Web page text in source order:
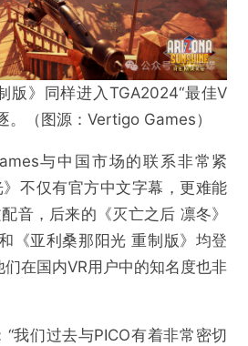
版》同样进入TGA2024“最佳V
。（图源：Vertigo Games）
与中国市场的联系非常紧
不仅有官方中文字幕，更难能
音，后来的《灭亡之后 凛冬》
《亚利桑那阳光 重制版》均登
们在国内VR用户中的知名度也非
我们过去与PICO有着非常密切